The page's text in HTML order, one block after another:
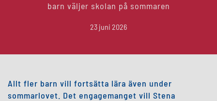
barn väljer skolan på sommaren
23 juni 2026
Allt fler barn vill fortsätta lära även under
sommarlovet. Det engagemanget vill Stena